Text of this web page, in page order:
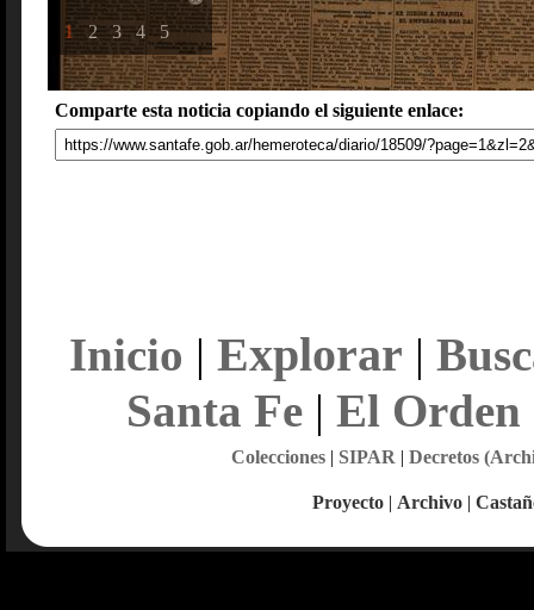
1 2 3 4 5
Comparte esta noticia copiando el siguiente enlace:
Inicio | Explorar |
Santa Fe| El Orden
Colecciones| SIPAR | Decretos
Proyecto | Archivo |